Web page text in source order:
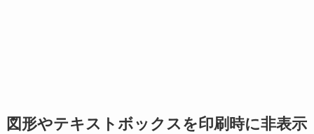
図形やテキストボックスを印刷時に非表示